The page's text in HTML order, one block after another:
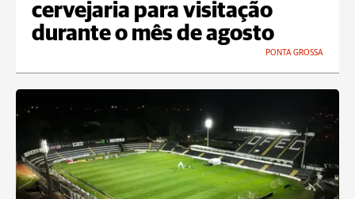
cervejaria para visitação
durante o mês de agosto
PONTA GROSSA